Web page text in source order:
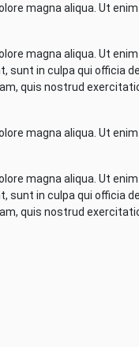
magna aliqua. Ut
magna aliqua. Ut
sunt in culpa qui officia
quis nostrud
magna aliqua. Ut
magna aliqua. Ut
sunt in culpa qui officia
quis nostrud